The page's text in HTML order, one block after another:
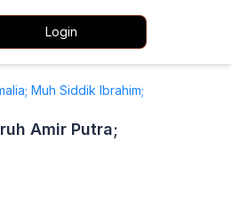
Login
Muh Siddik Ibrahim;
Amir Putra;